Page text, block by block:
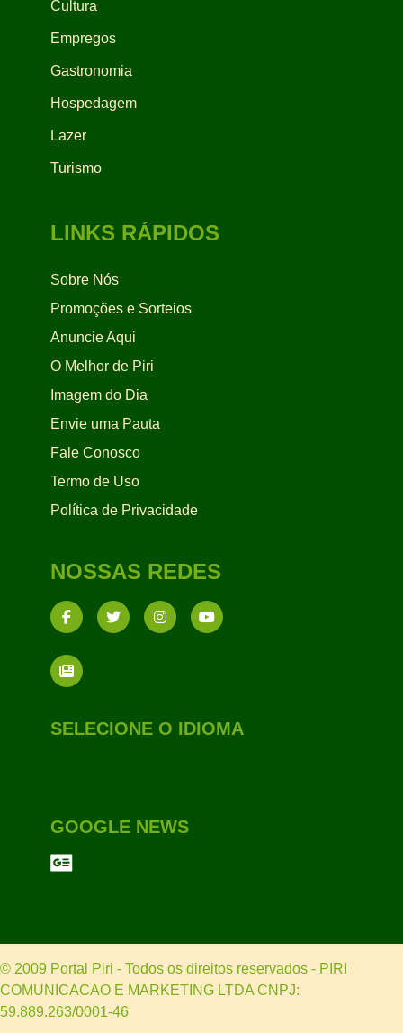
Cultura
Empregos
Gastronomia
Hospedagem
Lazer
Turismo
LINKS RÁPIDOS
Sobre Nós
Promoções e Sorteios
Anuncie Aqui
O Melhor de Piri
Imagem do Dia
Envie uma Pauta
Fale Conosco
Termo de Uso
Política de Privacidade
NOSSAS REDES
SELECIONE O IDIOMA
GOOGLE NEWS
© 2009 Portal Piri - Todos os direitos reservados - PIRI
COMUNICACAO E MARKETING LTDA CNPJ:
59.889.263/0001-46